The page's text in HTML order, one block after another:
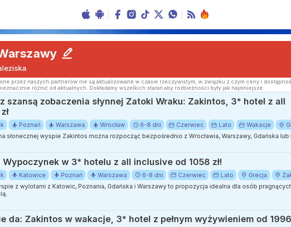
przez naszych partnerów nie są aktualizowane w czasie rzeczywistym, w związku z czym ceny i
różnić od aktualnych. Dokładamy wszelkich starań aby rozbieżności były jak najmniejsze.
szansą zobaczenia słynnej Zatoki Wraku: Zakintos, 3* hotel z all
Poznań Warszawa Wrocław 6-8 dni Czerwiec Lato Wakacje
słonecznej wyspie Zakintos można rozpocząć bezpośrednio z Wrocławia, Warszawy, Gdańska lub
w 3* hotelu z all inclusive od 1058 zł!
Katowice Poznań Warszawa 6-8 dni Czerwiec Lato Grecja
z wylotami z Katowic, Poznania, Gdańska i Warszawy to propozycja idealna dla osób
da: Zakintos w wakacje, 3* hotel z pełnym wyżywieniem od 1996